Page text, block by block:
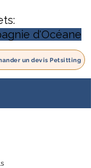
un devis Petsitting
d'Océane